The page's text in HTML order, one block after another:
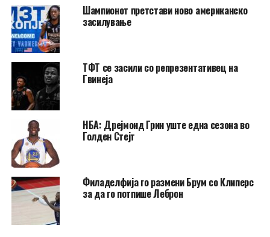
Шампионот претстави ново американско
засилување
ТФТ се засили со репрезентативец на
Гвинеја
НБА: Дрејмонд Грин уште една сезона во
Голден Стејт
Филаделфија го размени Брум со Клиперс
за да го потпише Леброн